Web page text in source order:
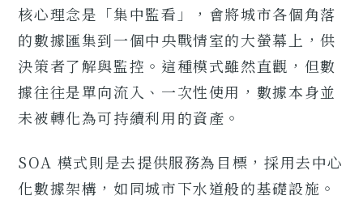
核心理念是「集中監看」，會將城市各個角落
的數據匯集到一個中央戰情室的大螢幕上，供
決策者了解與監控。這種模式雖然直觀，但數
據往往是單向流入、一次性使用，數據本身並
未被轉化為可持續利用的資產。
SOA 模式則是去提供服務為目標，採用去中心
化數據架構，如同城市下水道般的基礎設施。